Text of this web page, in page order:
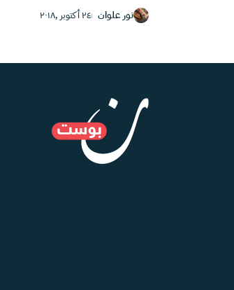
نور علوان ٢٤ أكتوبر ,٢٠١٨